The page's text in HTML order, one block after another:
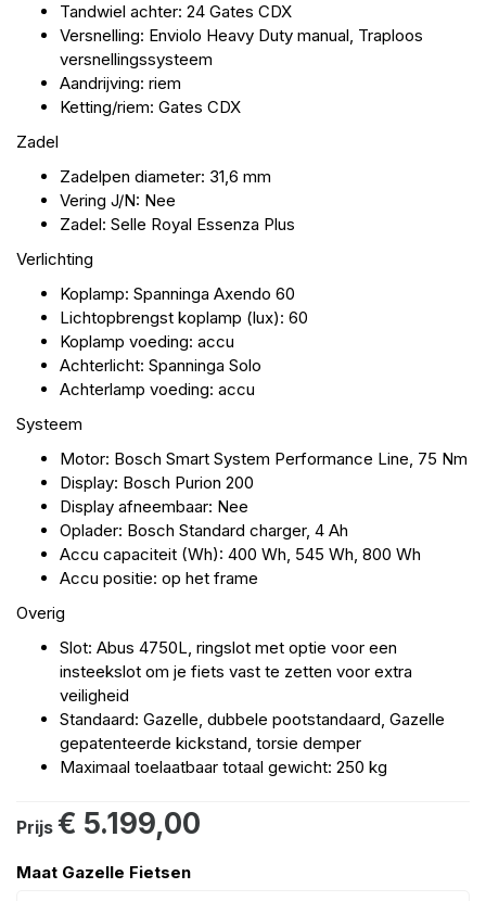
Tandwiel achter: 24 Gates CDX
Versnelling: Enviolo Heavy Duty manual, Traploos
versnellingssysteem
Aandrijving: riem
Ketting/riem: Gates CDX
Zadel
Zadelpen diameter: 31,6 mm
Vering J/N: Nee
Zadel: Selle Royal Essenza Plus
Verlichting
Koplamp: Spanninga Axendo 60
Lichtopbrengst koplamp (lux): 60
Koplamp voeding: accu
Achterlicht: Spanninga Solo
Achterlamp voeding: accu
Systeem
Motor: Bosch Smart System Performance Line, 75 Nm
Display: Bosch Purion 200
Display afneembaar: Nee
Oplader: Bosch Standard charger, 4 Ah
Accu capaciteit (Wh): 400 Wh, 545 Wh, 800 Wh
Accu positie: op het frame
Overig
Slot: Abus 4750L, ringslot met optie voor een
insteekslot om je fiets vast te zetten voor extra
veiligheid
Standaard: Gazelle, dubbele pootstandaard, Gazelle
gepatenteerde kickstand, torsie demper
Maximaal toelaatbaar totaal gewicht: 250 kg
Prijs € 5.199,00
Maat Gazelle Fietsen